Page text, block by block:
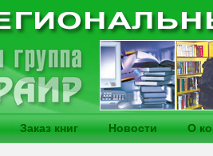
Заказ книг Новости О